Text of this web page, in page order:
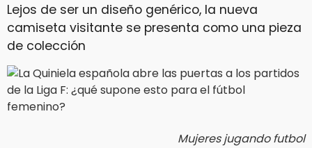
Lejos de ser un diseño genérico, la nueva
camiseta visitante se presenta como una pieza
de colección
Mujeres jugando futbol